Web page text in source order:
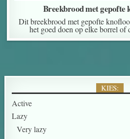
Breekbrood met gepofte
Dit breekbrood met gepofte
het goed doen op elke borrel of
KIES:
Active
Lazy
Very lazy